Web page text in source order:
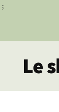
;
Le